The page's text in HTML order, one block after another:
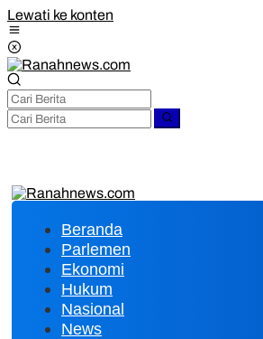
Lewati ke konten
Beranda
Parlemen
Ekonomi
Hukum
Nasional
News